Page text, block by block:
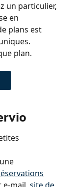
un particulier,
en
plans est
plan.